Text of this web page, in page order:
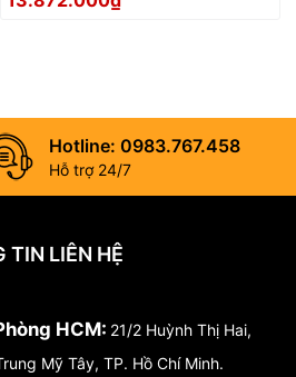
Hotline: 0983.767.458
Hỗ trợ 24/7
TIN LIÊN HỆ
HCM: 21/2 Huỳnh Thị Hai,
Mỹ Tây, TP. Hồ Chí Minh.